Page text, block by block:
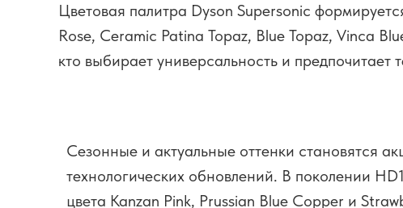
Цветовая палитра Dyson Supersonic
Rose, Ceramic Patina Topaz, Blue Topaz, Vinca
кто выбирает универсальность и
Сезонные и актуальные оттенки становятся
технологических обновлений. В поколении
цвета Kanzan Pink, Prussian Blue Copper и